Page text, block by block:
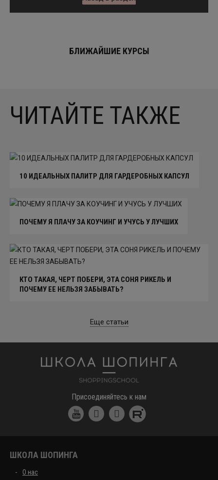
БЛИЖАЙШИЕ КУРСЫ
ЧИТАЙТЕ ТАКЖЕ
10 ИДЕАЛЬНЫХ ПАЛИТР ДЛЯ ГАРДЕРОБНЫХ КАПСУЛ
ПОЧЕМУ Я ПЛАЧУ ЗА КОУЧИНГ И УЧУСЬ У ЛУЧШИХ
КТО ТАКАЯ, ЧЕРТ ПОБЕРИ, ЭТА СОНЯ РИКЕЛЬ И
ПОЧЕМУ ЕЕ НЕЛЬЗЯ ЗАБЫВАТЬ?
Еще статьи
Присоединяйтесь к нам
ШКОЛА ШОПИНГА
О нас